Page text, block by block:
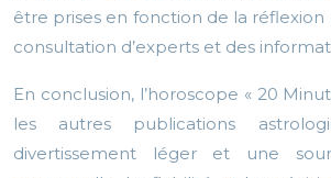
être prises en fonction de la réflexion
consultation d’experts et des
En conclusion, l’horoscope « 20
les autres publications
divertissement léger et une